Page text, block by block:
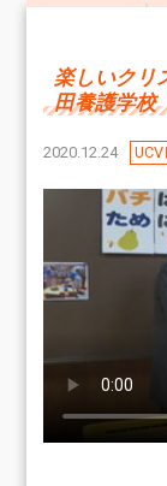
楽しいク
田養護学校
2020.12.24